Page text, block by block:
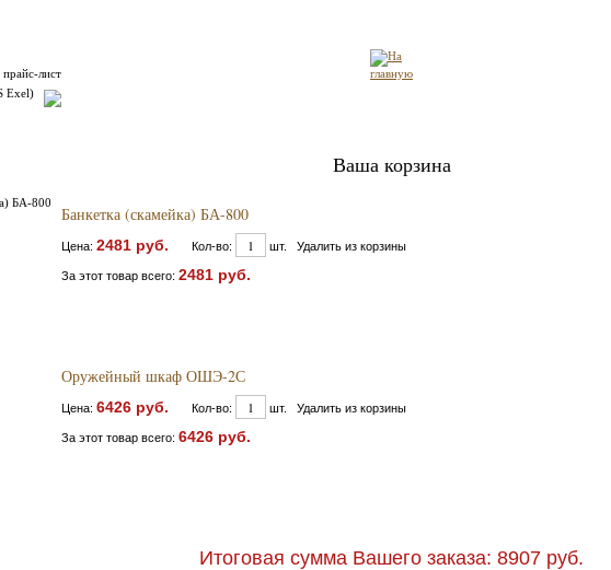
прайс-лист
Exel)
Ваша корзина
Банкетка (скамейка) БА-800
Цена: 2481 руб. Кол-во: шт. Удалить из корзины
За этот товар всего: 2481 руб.
Оружейный шкаф ОШЭ-2С
Цена: 6426 руб. Кол-во: шт. Удалить из корзины
За этот товар всего: 6426 руб.
Итоговая сумма Вашего заказа: 8907 руб.